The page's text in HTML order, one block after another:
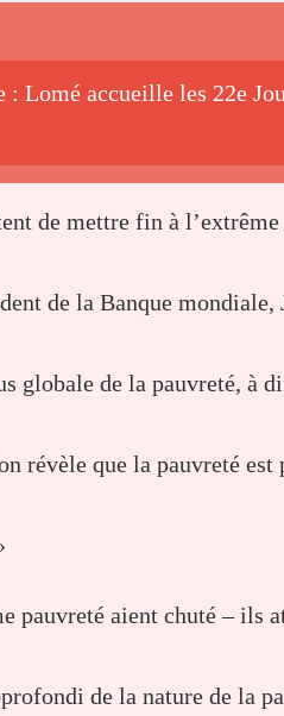
Lomé accueille les 22e
de mettre fin à
de la Banque
globale de la pauvreté, à
révèle que la pauvreté est
pauvreté aient chuté – ils
de la nature de la